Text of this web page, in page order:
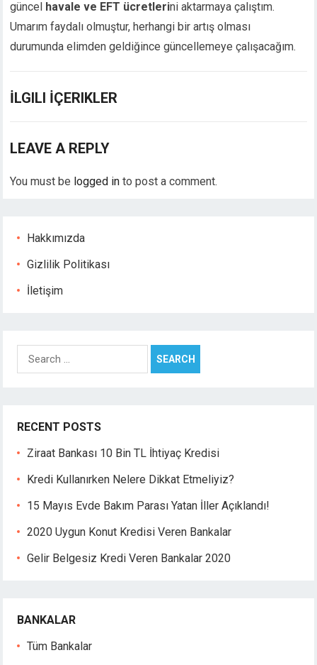
giriş
giriş
bonusu
youtube mp3 downloader
giriş
escort
giriş
güncel giriş
güncel havale ve EFT ücretlerini aktarmaya çalıştım.
Umarım faydalı olmuştur, herhangi bir artış olması
durumunda elimden geldiğince güncellemeye çalışacağım.
İLGILI İÇERIKLER
LEAVE A REPLY
You must be logged in to post a comment.
Hakkımızda
Gizlilik Politikası
İletişim
Search
for:
RECENT POSTS
Ziraat Bankası 10 Bin TL İhtiyaç Kredisi
Kredi Kullanırken Nelere Dikkat Etmeliyiz?
15 Mayıs Evde Bakım Parası Yatan İller Açıklandı!
2020 Uygun Konut Kredisi Veren Bankalar
Gelir Belgesiz Kredi Veren Bankalar 2020
BANKALAR
Tüm Bankalar